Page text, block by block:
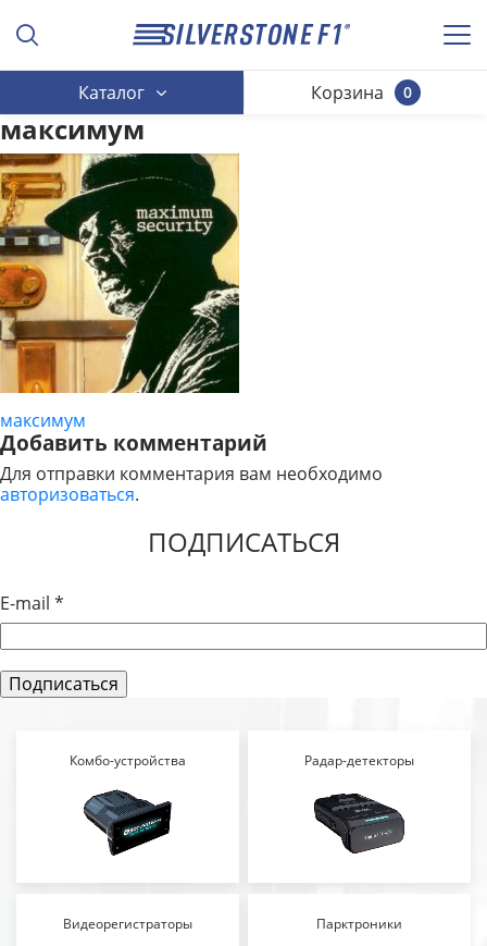
Каталог 0
Корзина
максимум
НАВИГАЦИЯ
ПО
ЗАПИСЯМ
максимум
Добавить комментарий
Для отправки комментария вам необходимо
авторизоваться.
ПОДПИСАТЬСЯ
E-mail *
Комбо-устройства Радар-детекторы
Видеорегистраторы Парктроники